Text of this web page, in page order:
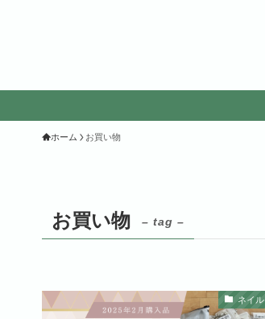
ホーム お買い物
お買い物 – tag –
ネイル